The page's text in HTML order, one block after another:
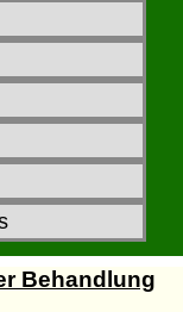
Behandlung